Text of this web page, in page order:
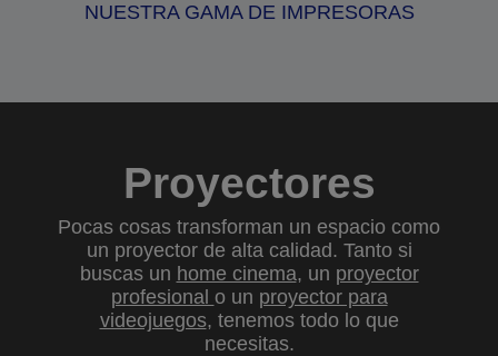
NUESTRA GAMA DE IMPRESORAS
Proyectores
Pocas cosas transforman un espacio como
un proyector de alta calidad. Tanto si
buscas un home cinema, un proyector
profesional o un proyector para
videojuegos, tenemos todo lo que
necesitas.